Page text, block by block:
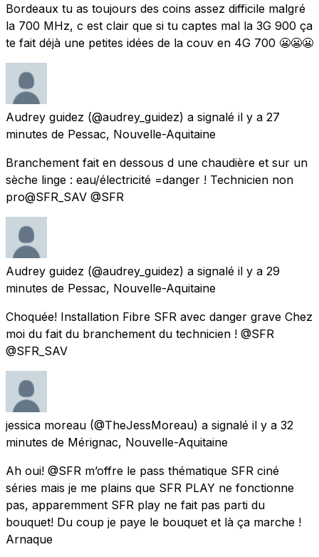
Bordeaux tu as toujours des coins assez difficile malgré
la 700 MHz, c est clair que si tu captes mal la 3G 900 ça
te fait déjà une petites idées de la couv en 4G 700 😬😬😬
Audrey guidez (@audrey_guidez) a signalé il y a 27
minutes de Pessac, Nouvelle-Aquitaine
Branchement fait en dessous d une chaudière et sur un
sèche linge : eau/électricité =danger ! Technicien non
pro@SFR_SAV @SFR
Audrey guidez (@audrey_guidez) a signalé il y a 29
minutes de Pessac, Nouvelle-Aquitaine
Choquée! Installation Fibre SFR avec danger grave Chez
moi du fait du branchement du technicien ! @SFR
@SFR_SAV
jessica moreau (@TheJessMoreau) a signalé il y a 32
minutes de Mérignac, Nouvelle-Aquitaine
Ah oui! @SFR m’offre le pass thématique SFR ciné
séries mais je me plains que SFR PLAY ne fonctionne
pas, apparemment SFR play ne fait pas parti du
bouquet! Du coup je paye le bouquet et là ça marche !
Arnaque